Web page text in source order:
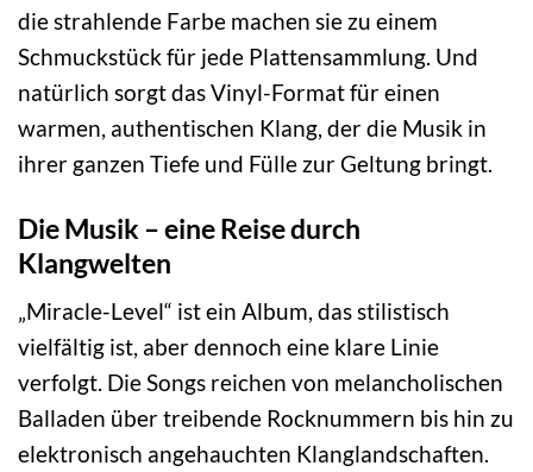
die strahlende Farbe machen sie zu einem
Schmuckstück für jede Plattensammlung. Und
natürlich sorgt das Vinyl-Format für einen
warmen, authentischen Klang, der die Musik in
ihrer ganzen Tiefe und Fülle zur Geltung bringt.
Die Musik – eine Reise durch
Klangwelten
„Miracle-Level“ ist ein Album, das stilistisch
vielfältig ist, aber dennoch eine klare Linie
verfolgt. Die Songs reichen von melancholischen
Balladen über treibende Rocknummern bis hin zu
elektronisch angehauchten Klanglandschaften.